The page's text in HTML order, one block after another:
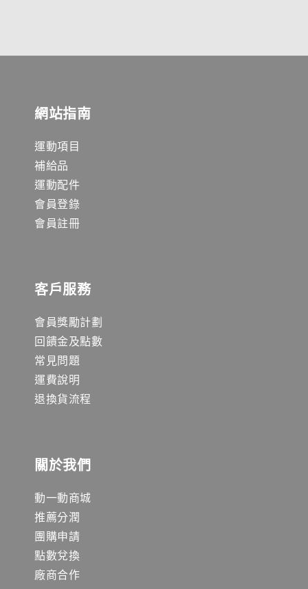
網站指南
運動項目
補給品
運動配件
會員登錄
會員註冊
客戶服務
會員獎勵計劃
回饋金及點數
常見問題
運費說明
退換貨流程
關於我們
動一動商城
推薦分潤
團購申請
點數兌換
廠商合作